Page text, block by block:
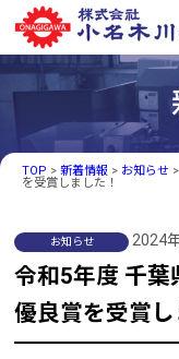
TOP >新着情報 > お知らせ
を受賞しました！
お知らせ 2024
令和5年度 千葉
優良賞を受賞し